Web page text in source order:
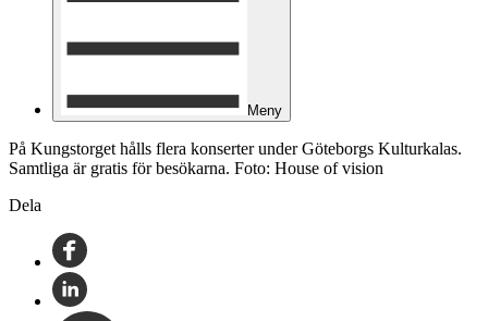
Meny
På Kungstorget hålls flera konserter under Göteborgs Kulturkalas.
Samtliga är gratis för besökarna. Foto: House of vision
Dela